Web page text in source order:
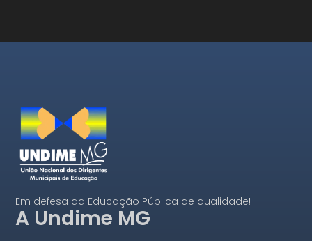
Em defesa da Educação Pública de qualidade!
A Undime MG